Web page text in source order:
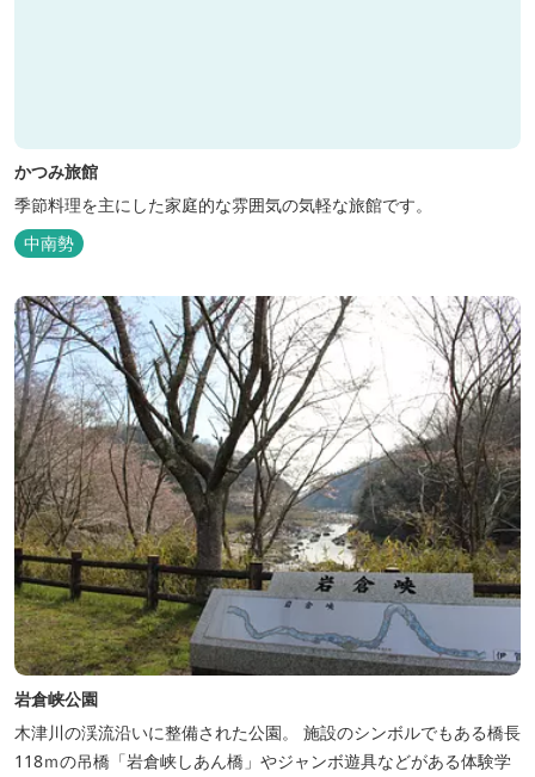
かつみ旅館
季節料理を主にした家庭的な雰囲気の気軽な旅館です。
中南勢
岩倉峡公園
木津川の渓流沿いに整備された公園。 施設のシンボルでもある橋長
118ｍの吊橋「岩倉峡しあん橋」やジャンボ遊具などがある体験学